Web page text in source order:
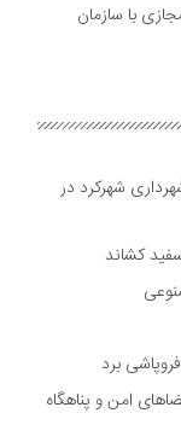
با سازمان
شهرکرد در
کشاند
برد
امن و پناهگاه